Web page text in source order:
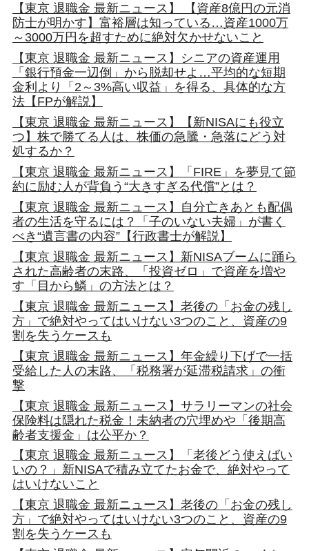
【東京 退職金 最新ニュース】 【資産8億円の元消
防士が明かす】富裕層は知っている…資産1000万
～3000万円を超すために絶対欠かせないこと
【東京 退職金 最新ニュース】シニアの資産運用
「銀行預金一辺倒」から脱却せよ…平均的な短期
金利より「2～3%高い収益」を得る、具体的な方
法【FPが解説】
【東京 退職金 最新ニュース】【新NISAにも役立
つ】株で勝てる人は、株価の急騰・急落にどう対
処するか？
【東京 退職金 最新ニュース】「FIRE」を夢見て節
約に励む人が背負う“大きすぎる代償”とは？
【東京 退職金 最新ニュース】自分亡きあとも配偶
者の生活を守るには？「子のいない夫婦」が書く
べき“遺言書の内容”【行政書士が解説】
【東京 退職金 最新ニュース】新NISAブームに踊ら
された高齢者の末路、「投資ゼロ」で資産を増や
す「目から鱗」の方法とは？
【東京 退職金 最新ニュース】老後の「お金の残し
方」で絶対やってはいけない3つのこと、資産の9
割を失うケースも
【東京 退職金 最新ニュース】年金繰り下げで一括
受給した人の末路、「税務署が延滞税請求」の衝
撃
【東京 退職金 最新ニュース】サラリーマンの社会
保険料は隠れた税金！未納者の穴埋めや「後期高
齢者支援金」は公平か？
【東京 退職金 最新ニュース】「老後どう使えばい
いの？」新NISAで積み立てたお金で、絶対やって
はいけないこと
【東京 退職金 最新ニュース】老後の「お金の残し
方」で絶対やってはいけない3つのこと、資産の9
割を失うケースも